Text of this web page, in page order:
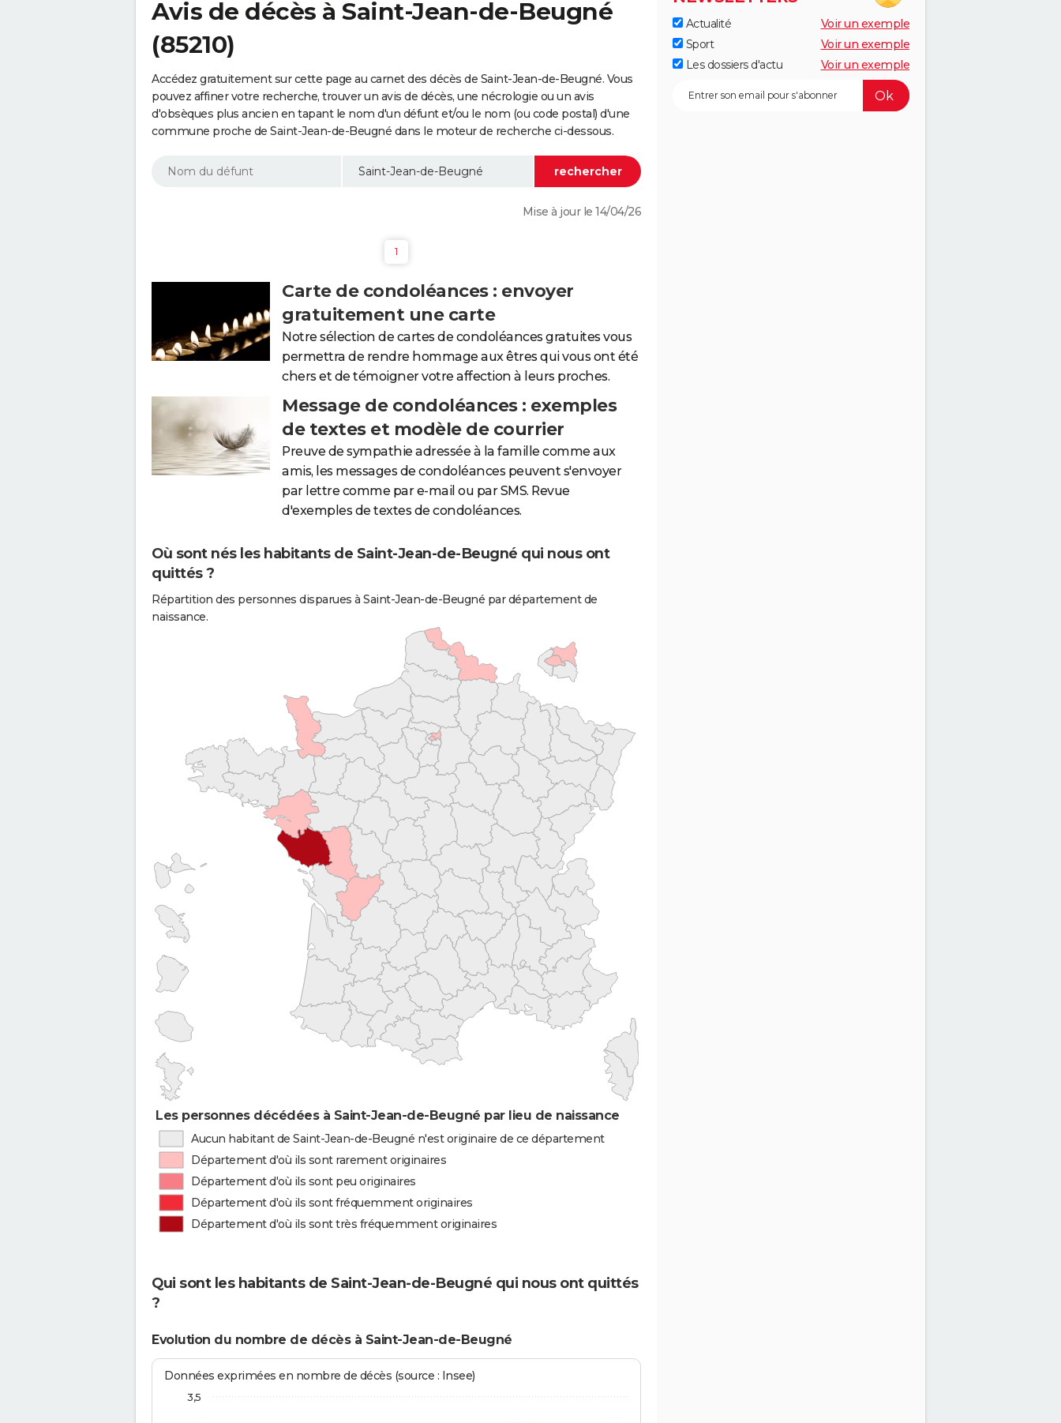
Avis de décès à Saint-Jean-de-Beugné
(85210)
Accédez gratuitement sur cette page au carnet des décès de Saint-Jean-de-Beugné. Vous
pouvez affiner votre recherche, trouver un avis de décès, une nécrologie ou un avis
d'obsèques plus ancien en tapant le nom d'un défunt et/ou le nom (ou code postal) d'une
commune proche de Saint-Jean-de-Beugné dans le moteur de recherche ci-dessous.
Mise à jour le 14/04/26
1
Carte de condoléances : envoyer
gratuitement une carte
Notre sélection de cartes de condoléances gratuites vous
permettra de rendre hommage aux êtres qui vous ont été
chers et de témoigner votre affection à leurs proches.
Message de condoléances : exemples
de textes et modèle de courrier
Preuve de sympathie adressée à la famille comme aux
amis, les messages de condoléances peuvent s'envoyer
par lettre comme par e-mail ou par SMS. Revue
d'exemples de textes de condoléances.
Où sont nés les habitants de Saint-Jean-de-Beugné qui nous ont
quittés ?
Répartition des personnes disparues à Saint-Jean-de-Beugné par département de
naissance.
Les personnes décédées à Saint-Jean-de-Beugné par lieu de naissance
Aucun habitant de Saint-Jean-de-Beugné n'est originaire de ce département
Département d'où ils sont rarement originaires
Département d'où ils sont peu originaires
Département d'où ils sont fréquemment originaires
Département d'où ils sont très fréquemment originaires
Qui sont les habitants de Saint-Jean-de-Beugné qui nous ont quittés
?
Evolution du nombre de décès à Saint-Jean-de-Beugné
Données exprimées en nombre de décès (source : Insee)
3,5
Actualité
Voir un exemple
Sport
Voir un exemple
Les dossiers d'actu
Voir un exemple